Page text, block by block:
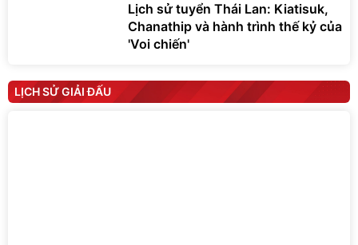
Lịch sử tuyển Thái Lan: Kiatisuk,
Chanathip và hành trình thế kỷ của
'Voi chiến'
LỊCH SỬ GIẢI ĐẤU